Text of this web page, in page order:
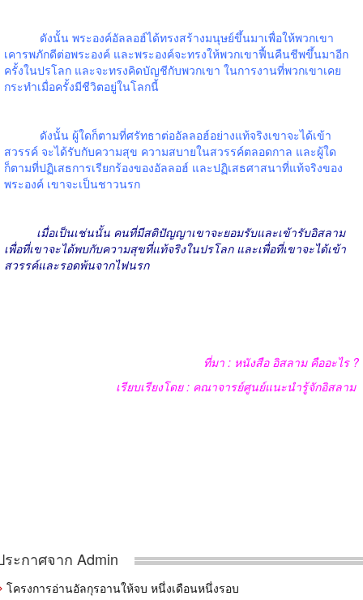
ดังนั้น พระองค์อัลลอฮ์ได้ทรงสร้างมนุษย์ขึ้นมาเพื่อให้พวกเขา
เคารพภักดีต่อพระองค์ และพระองค์จะทรงให้พวกเขาฟื้นคืนชีพขึ้นมาอีก
ครั้งในปรโลก และจะทรงคิดบัญชีกับพวกเขา ในการงานที่พวกเขาเคย
กระทำเมื่อครั้งมีชีวิตอยู่ในโลกนี้
ดังนั้น ผู้ใดก็ตามที่ศรัทธาต่ออัลลอฮ์อย่างแท้จริงเขาจะได้เข้า
สวรรค์ จะได้รับกับความสุข ความสบายในสวรรค์ตลอดกาล และผู้ใด
ก็ตามที่ปฏิเสธการเรียกร้องของอัลลอฮ์ และปฏิเสธศาสนาที่แท้จริงของ
พระองค์ เขาจะเป็นชาวนรก
เมื่อเป็นเช่นนั้น คนที่มีสติปัญญาเขาจะยอมรับและเข้ารับอิสลาม
เพื่อที่เขาจะได้พบกับความสุขที่แท้จริงในปรโลก และเพื่อที่เขาจะได้เข้า
สวรรค์และรอดพ้นจากไฟนรก
ที่มา : หนังสือ อิสลาม คืออะไร?
เรียบเรียงโดย: คณาจารย์ศูนย์แนะนำรู้จักอิสลาม
ระกาศจาก Admin
โครงการอ่านอัลกุรอานให้จบ หนึ่งเดือนหนึ่งรอบ